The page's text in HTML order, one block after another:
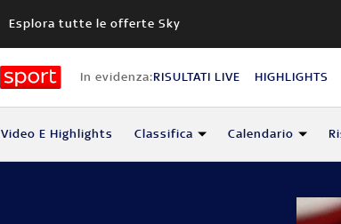
Esplora tutte le offerte Sky
In evidenza:RISULTATI LIVE HIGHLIGHTS
Video E Highlights Classifica Calendario